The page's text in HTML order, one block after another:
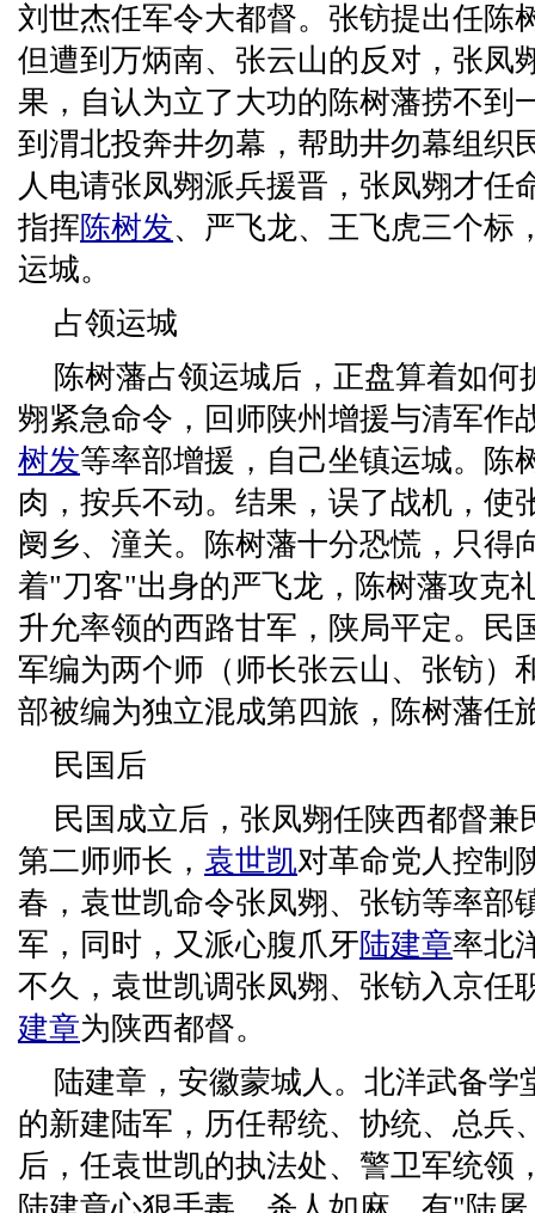
刘世杰任军令大都督。张钫提出任陈
但遭到万炳南、张云山的反对，张凤
果，自认为立了大功的陈树藩捞不到
到渭北投奔井勿幕，帮助井勿幕组织
人电请张凤翙派兵援晋，张凤翙才任
指挥陈树发、严飞龙、王飞虎三个标
运城。
占领运城
陈树藩占领运城后，正盘算着如
翙紧急命令，回师陕州增援与清军作
树发等率部增援，自己坐镇运城。陈
肉，按兵不动。结果，误了战机，使
阌乡、潼关。陈树藩十分恐慌，只得
着"刀客"出身的严飞龙，陈树藩攻克
升允率领的西路甘军，陕局平定。民
军编为两个师（师长张云山、张钫）
部被编为独立混成第四旅，陈树藩任
民国后
民国成立后，张凤翙任陕西都督
第二师师长， 袁世凯对革命党人控制
春，袁世凯命令张凤翙、张钫等率部
军，同时，又派心腹爪牙陆建章率北
不久，袁世凯调张凤翙、张钫入京任
建章为陕西都督。
陆建章，安徽蒙城人。北洋武备学
的新建陆军，历任帮统、协统、总兵
后，任袁世凯的执法处、警卫军统领